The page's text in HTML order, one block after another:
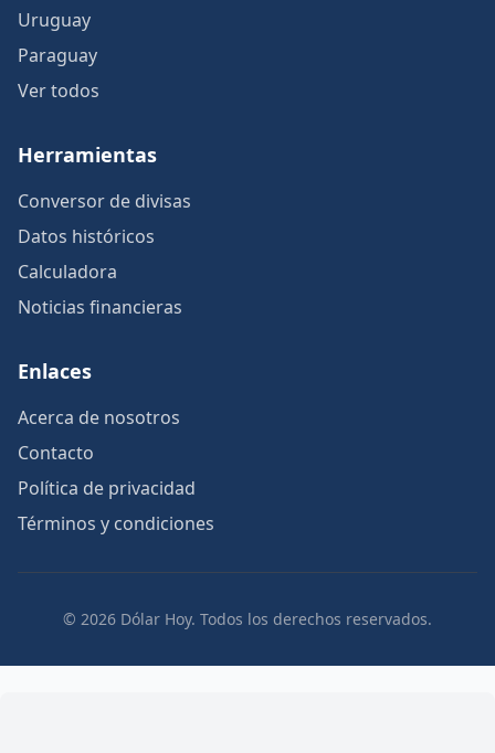
Uruguay
Paraguay
Ver todos
Herramientas
Conversor de divisas
Datos históricos
Calculadora
Noticias financieras
Enlaces
Acerca de nosotros
Contacto
Política de privacidad
Términos y condiciones
© 2026 Dólar Hoy. Todos los derechos reservados.